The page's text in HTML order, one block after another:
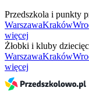
Przedszkola i punkty
WarszawaKraków
więcej
Żłobki i kluby
WarszawaKraków
więcej